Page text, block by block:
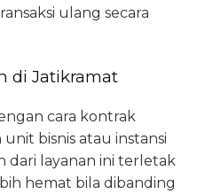
ulang secara
di Jatikramat
cara kontrak
bisnis atau instansi
dari layanan ini terletak
hemat bila dibanding